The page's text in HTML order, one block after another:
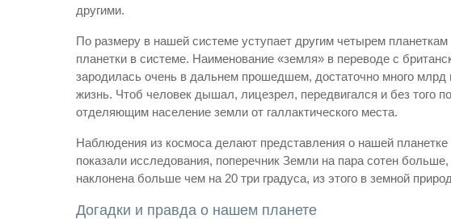
другими.
По размеру в нашей системе уступает другим четырем
планетки в системе. Наименование «земля» в переводе с
зародилась очень в дальнем прошедшем, достаточно много млрд
жизнь. Чтоб человек дышал, лицезрел, передвигался и без
отделяющим население земли от галлактического места.
Наблюдения из космоса делают представления о нашей
показали исследования, поперечник Земли на пара сотен
наклонена больше чем на 20 три градуса, из этого в земной
Догадки и правда о нашем планете